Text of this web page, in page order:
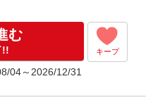
む
!! キープ
04～2026/12/31